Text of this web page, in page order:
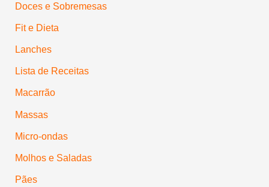
Doces e Sobremesas
Fit e Dieta
Lanches
Lista de Receitas
Macarrão
Massas
Micro-ondas
Molhos e Saladas
Pães